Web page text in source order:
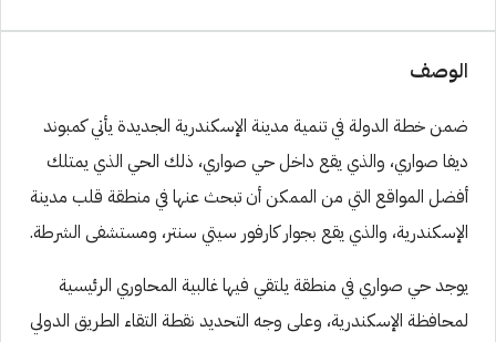
الوصف
ضمن خطة الدولة في تنمية مدينة الإسكندرية الجديدة يأتي كمبوند
ديفا صواري، والذي يقع داخل حي صواري، ذلك الحي الذي يمتلك
أفضل المواقع التي من الممكن أن تبحث عنها في منطقة قلب مدينة
الإسكندرية، والذي يقع بجوار كارفور سيتي سنتر، ومستشفى الشرطة.
يوجد حي صواري في منطقة يلتقي فيها غالبية المحاوري الرئيسية
لمحافظة الإسكندرية، وعلى وجه التحديد نقطة التقاء الطريق الدولي